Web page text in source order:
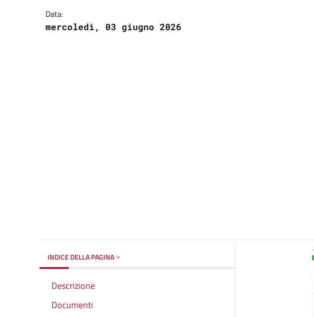
Data:
mercoledì, 03 giugno 2026
INDICE DELLA PAGINA
Descrizione
Documenti